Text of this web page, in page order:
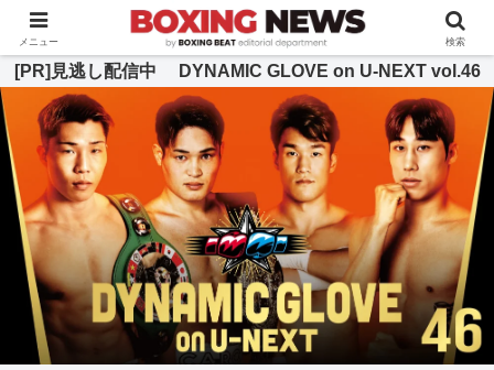
BOXING BEAT [ボクシング・ビート] 公式サイト
[PR]見逃し配信中 DYNAMIC GLOVE on U-NEXT vol.46
メニュー 検索